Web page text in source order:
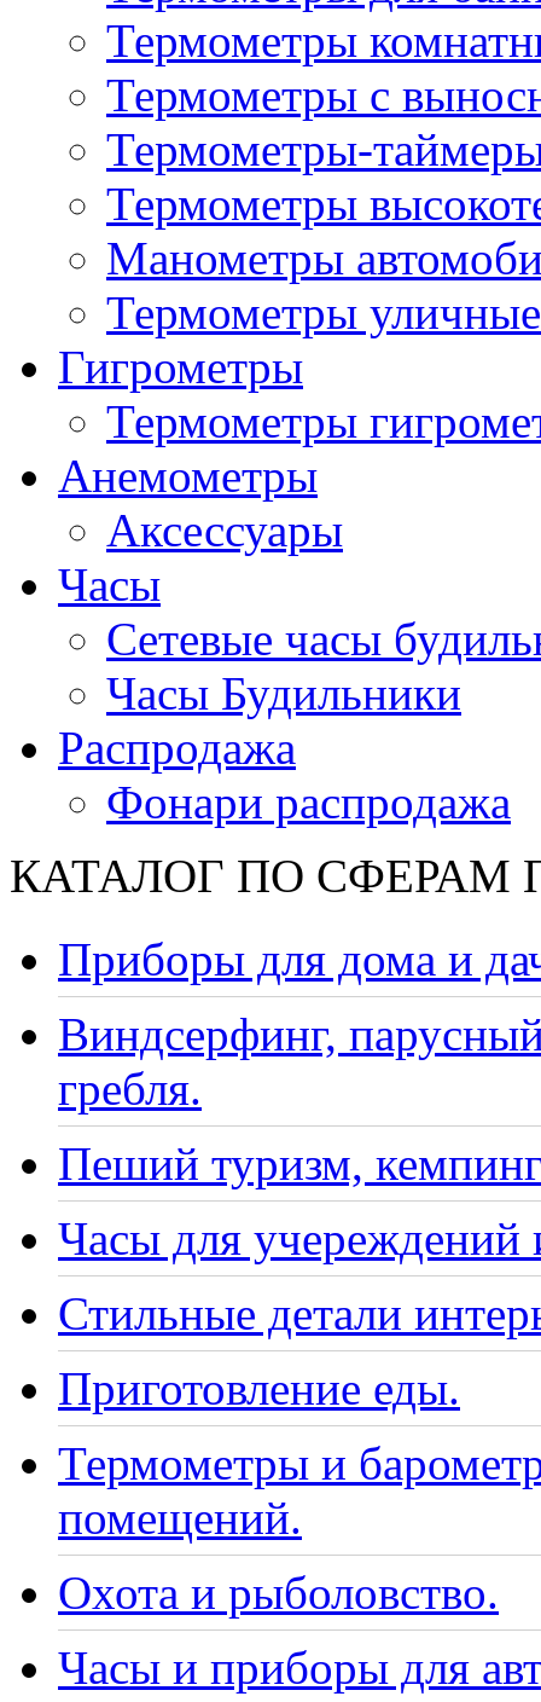
Термометры
Термометры с
Термометры-
Термометры
Манометры
Термометры уличные
Гигрометры
Термометры
Анемометры
Аксессуары
Часы
Сетевые часы
Часы Будильники
Распродажа
Фонари распродажа
КАТАЛОГ ПО СФЕРАМ
Приборы для дома и
Виндсерфинг,
гребля.
Пеший туризм,
Часы для учереждений
Стильные детали
Приготовление еды.
Термометры и
помещений.
Охота и рыболовство.
Часы и приборы для